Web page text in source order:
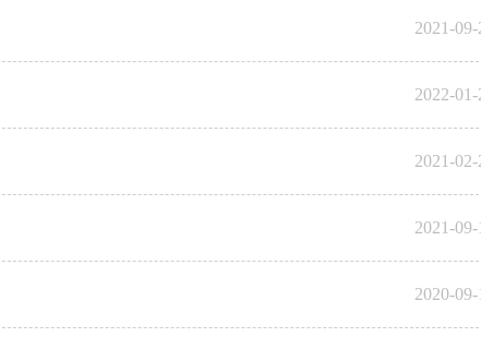
2021-
2022-
2021-
2021-
2020-